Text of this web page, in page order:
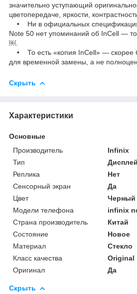
значительно уступающий
цветопередаче, яркости,
• Ни в официальных
Note 50 нет упоминаний об InCell —
￼.
• То есть «копия InCell» — скорее
для временной замены, а не
Скрыть
Характеристики
Основные
Производитель
Infinix
Тип
Дисплей
Реплика
Нет
Сенсорный экран
Да
Цвет
Черный
Модели телефона
infinix
Страна производитель
Китай
Состояние
Новое
Материал
Стекло
Класс качества
Original
Оригинал
Да
Скрыть